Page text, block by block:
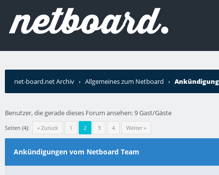
net-board.net Archiv › Allgemeines zum Netboard ›
Benutzer, die gerade dieses Forum ansehen: 9 Gast/Gäste
Seiten (4): « Zurück 1 2 3 4 Weiter »
Ankündigungen vom Netboard Team